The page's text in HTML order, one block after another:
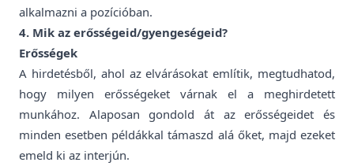
alkalmazni a pozícióban.
4. Mik az erősségeid/gyengeségeid?
Erősségek
A hirdetésből, ahol az elvárásokat említik, megtudhatod,
hogy milyen erősségeket várnak el a meghirdetett
munkához. Alaposan gondold át az erősségeidet és
minden esetben példákkal támaszd alá őket, majd ezeket
emeld ki az interjún.